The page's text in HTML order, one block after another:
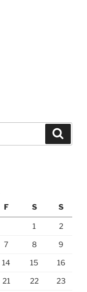
F S S
1 2
7 8 9
14 15 16
21 22 23